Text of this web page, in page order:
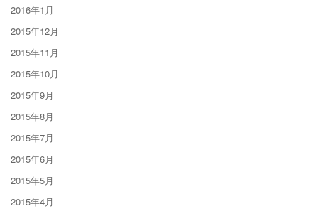
2016年1月
2015年12月
2015年11月
2015年10月
2015年9月
2015年8月
2015年7月
2015年6月
2015年5月
2015年4月